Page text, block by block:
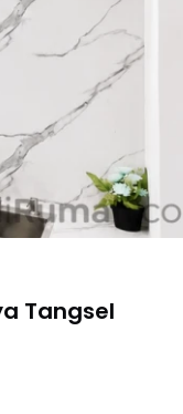
Tangsel